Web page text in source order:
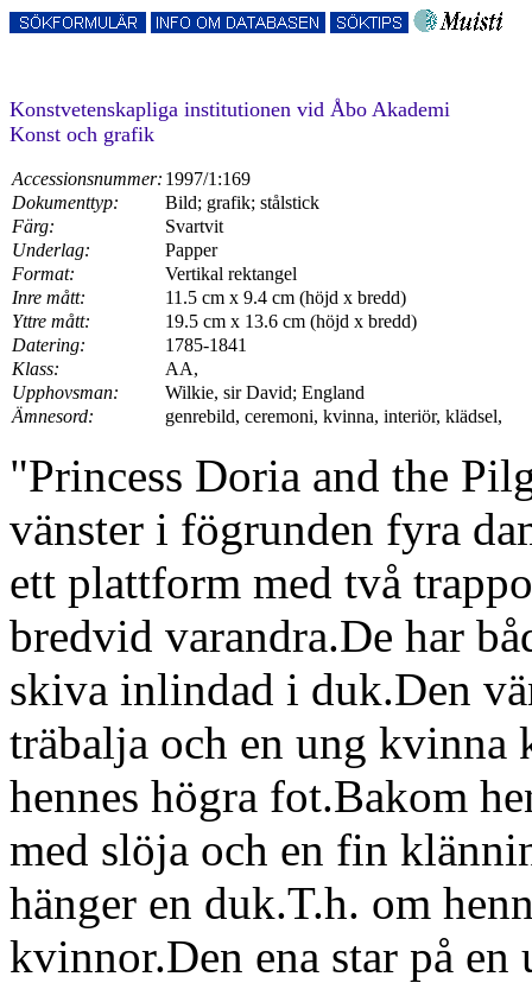
Konstvetenskapliga institutionen vid Åbo Akademi
Konst och grafik
Accessionsnummer: 1997/1:169
Dokumenttyp:
Bild; grafik; stålstick
Färg:
Svartvit
Underlag:
Papper
Format:
Vertikal rektangel
Inre mått:
11.5 cm x 9.4 cm (höjd x bredd)
Yttre mått:
19.5 cm x 13.6 cm (höjd x bredd)
Datering:
1785-1841
Klass:
AA,
Upphovsman:
Wilkie, sir David; England
Ämnesord:
genrebild, ceremoni, kvinna, interiör, klädsel,
"Princess Doria and the
vänster i fögrunden fyra
ett plattform med två
bredvid varandra.De har
skiva inlindad i duk.Den
träbalja och en ung kvinna
hennes högra fot.Bakom
med slöja och en fin
hänger en duk.T.h. om
kvinnor.Den ena star på en